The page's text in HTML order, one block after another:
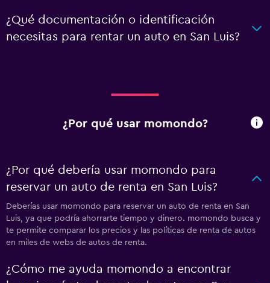
¿Qué documentación o identificación
necesitas para rentar un auto en San Luis?
¿Por qué usar momondo?
¿Por qué debería usar momondo para
reservar un auto de renta en San Luis?
Deberías usar momondo para reservar un auto de renta en San
Luis, ya que podría ahorrarte tiempo y dinero. momondo busca y
te permite comparar los precios y las políticas de renta de autos
en miles de webs de autos de renta.
¿Cómo me ayuda momondo a encontrar